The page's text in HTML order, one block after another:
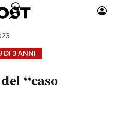
Auto
Moda
DI 3 ANNI
“caso